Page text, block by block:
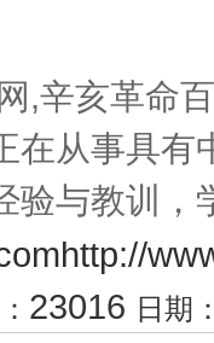
,辛亥革命
在从事具
验与教训，
23016 日期